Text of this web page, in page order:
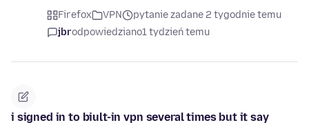
Firefox VPN
pytanie zadane 2 tygodnie temu
jbrodpowiedziano1 tydzień temu
i signed in to biult-in vpn several times but it say